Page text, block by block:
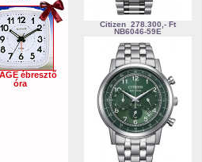
ébresztő
óra
Citizen 278.300,- Ft
NB6046-59E